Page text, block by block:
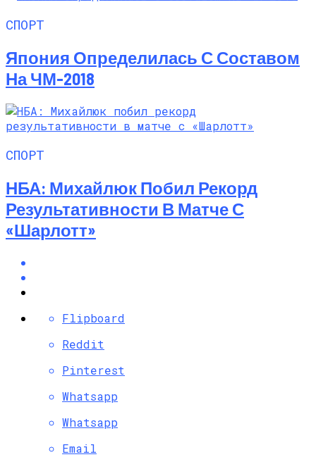
СПОРТ
Япония Определилась С Составом
На ЧМ-2018
СПОРТ
НБА: Михайлюк Побил Рекорд
Результативности В Матче С
«Шарлотт»
Flipboard
Reddit
Pinterest
Whatsapp
Whatsapp
Email